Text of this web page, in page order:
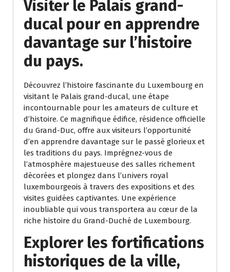
Visiter le Palais grand-
ducal pour en apprendre
davantage sur l’histoire
du pays.
Découvrez l’histoire fascinante du Luxembourg en
visitant le Palais grand-ducal, une étape
incontournable pour les amateurs de culture et
d’histoire. Ce magnifique édifice, résidence officielle
du Grand-Duc, offre aux visiteurs l’opportunité
d’en apprendre davantage sur le passé glorieux et
les traditions du pays. Imprégnez-vous de
l’atmosphère majestueuse des salles richement
décorées et plongez dans l’univers royal
luxembourgeois à travers des expositions et des
visites guidées captivantes. Une expérience
inoubliable qui vous transportera au cœur de la
riche histoire du Grand-Duché de Luxembourg.
Explorer les fortifications
historiques de la ville,